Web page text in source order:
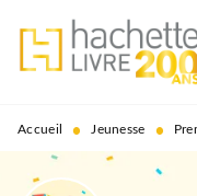
MENU
PIED DE PAGE
Accueil • Jeunesse •